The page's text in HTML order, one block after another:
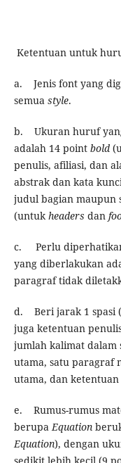
Ketentuan untuk
a. Jenis font yang
semua style.
b. Ukuran huruf
adalah 14 point bold
penulis, afiliasi, dan
abstrak dan kata
judul bagian maupun
(untukheaders dan
c. Perlu
yang diberlakukan
paragraf tidak
d. Beri jarak 1 spasi
juga ketentuan
jumlah kalimat dalam
utama, satu paragraf
utama, dan
e. Rumus-rumus
berupaEquation
Equation), dengan